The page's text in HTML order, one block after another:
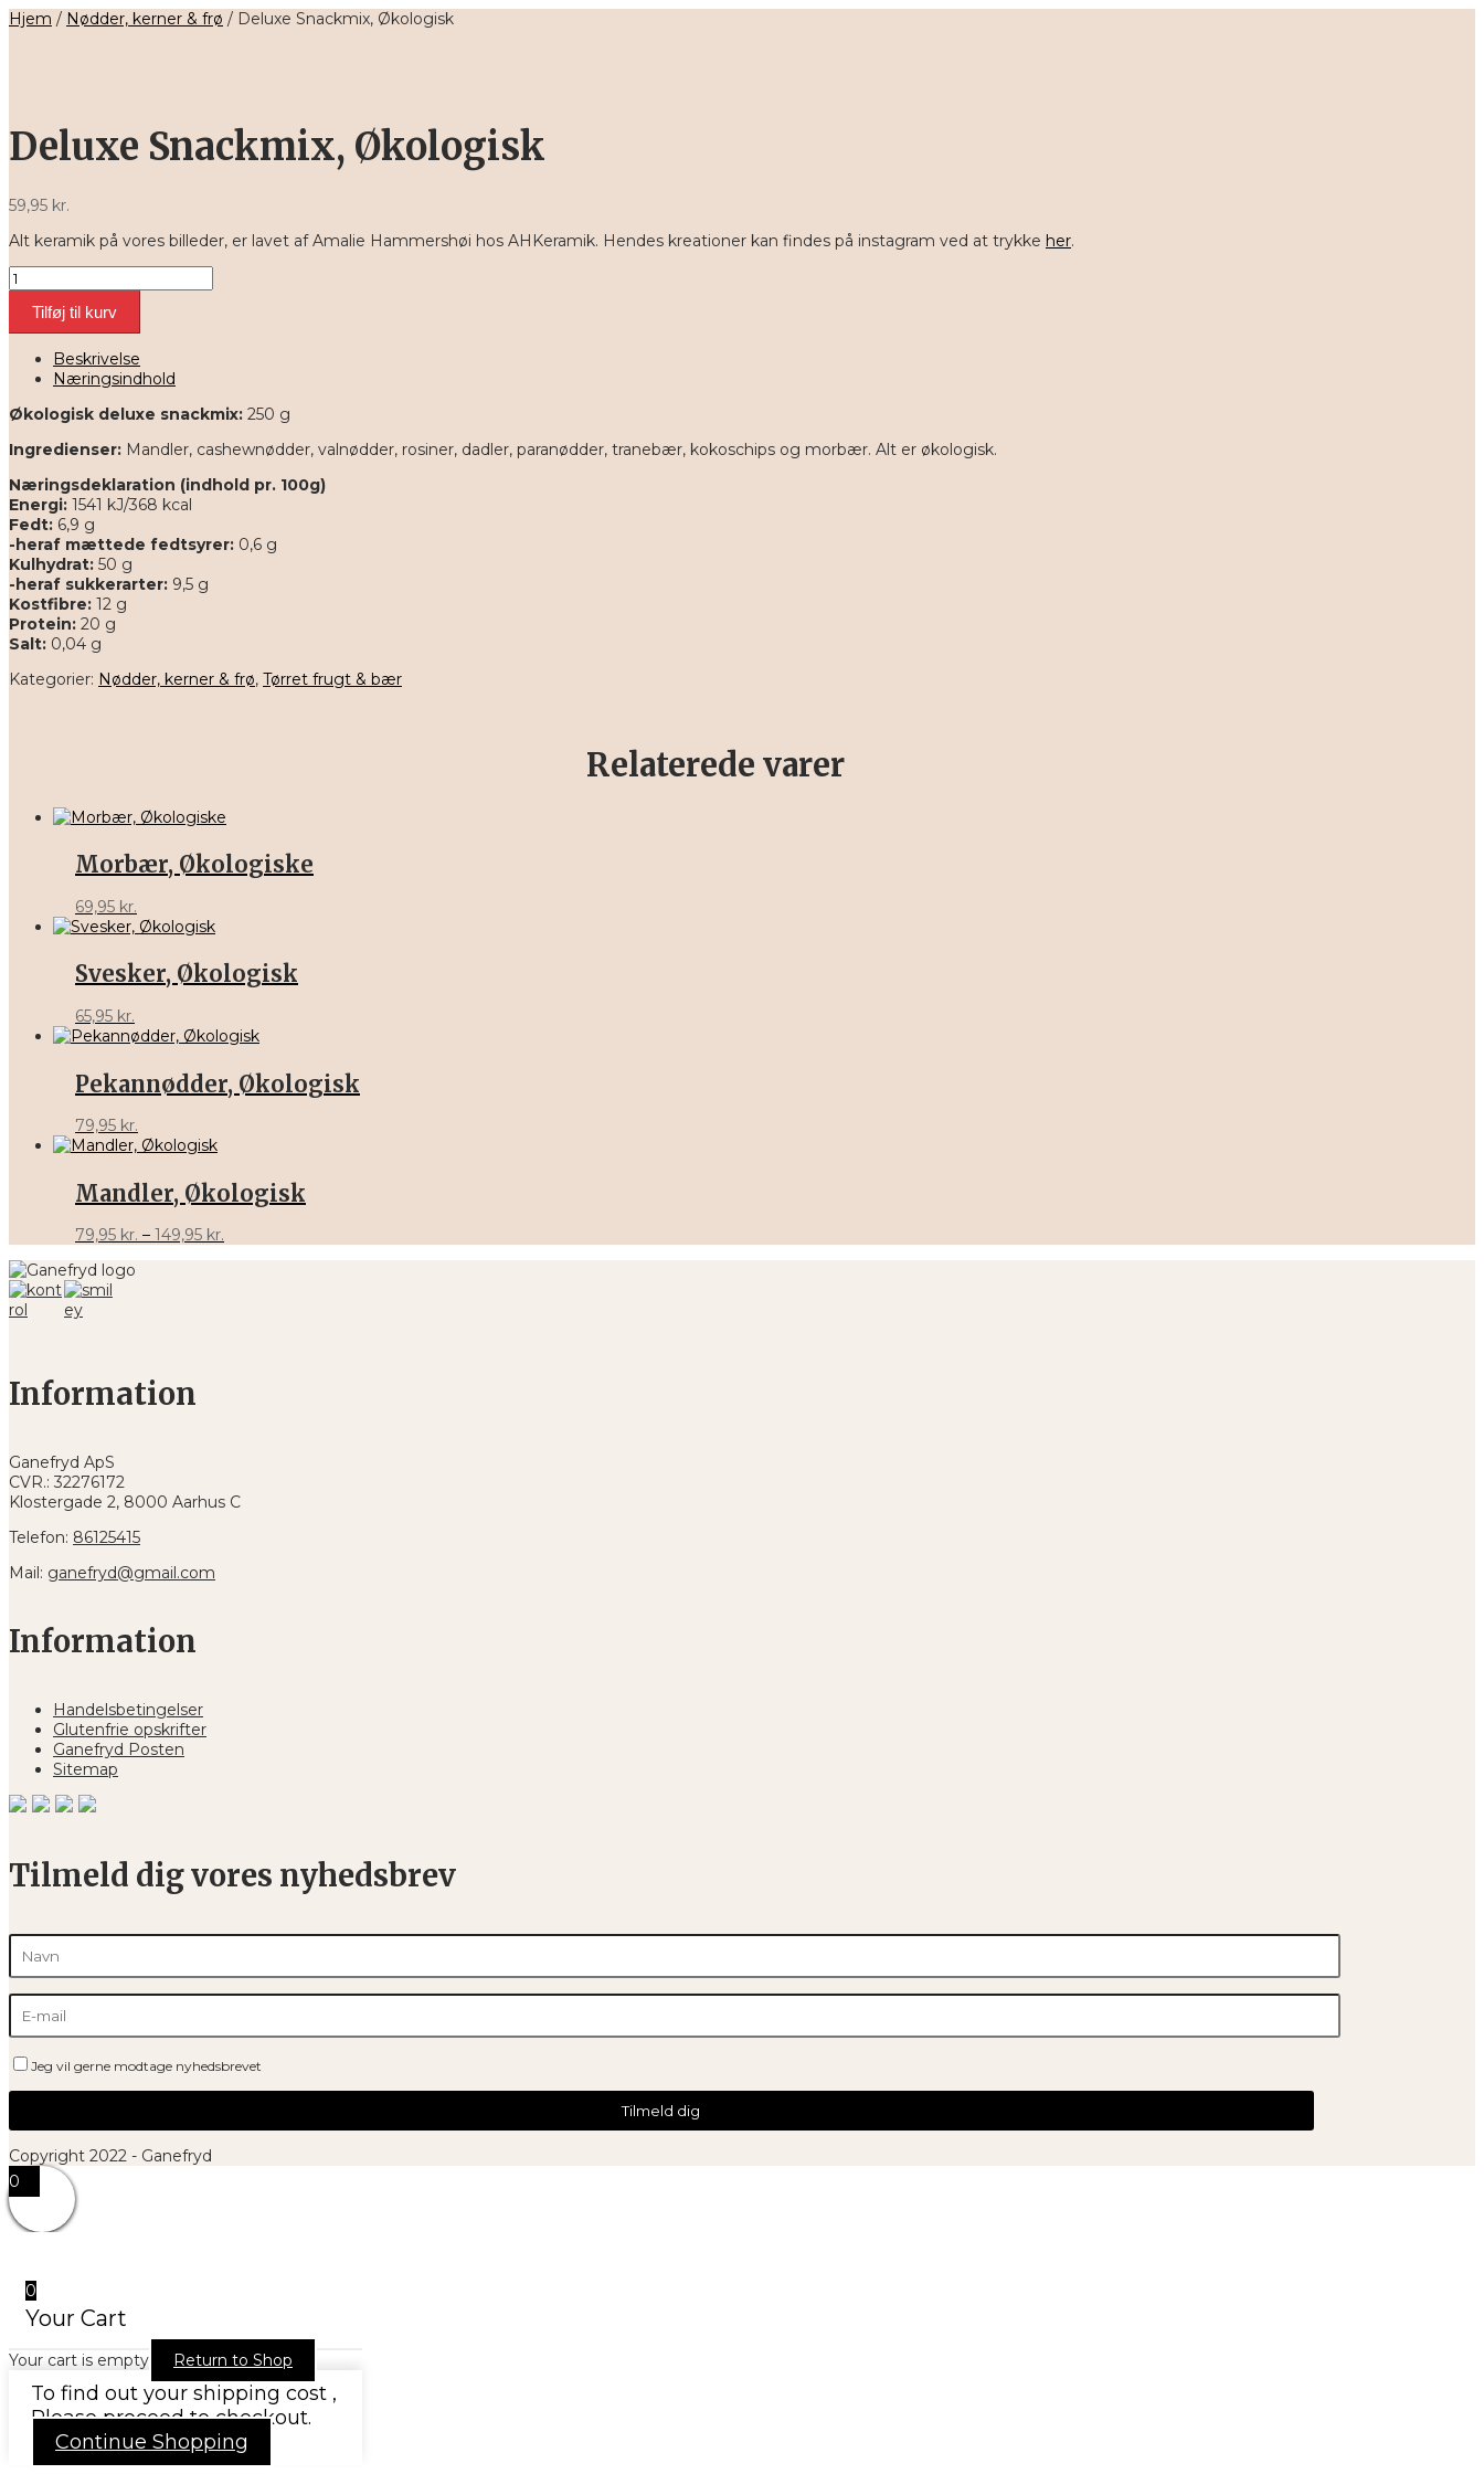
Hjem / Nødder, kerner & frø / Deluxe Snackmix, Økologisk
Deluxe Snackmix, Økologisk
59,95 kr.
Alt keramik på vores billeder, er lavet af Amalie Hammershøi hos AHKeramik. Hendes kreationer kan findes på instagram ved at trykke her.
Deluxe
Snackmix,
Økologisk
antal
Tilføj til kurv
Beskrivelse
Næringsindhold
Økologisk deluxe snackmix: 250 g
Ingredienser: Mandler, cashewnødder, valnødder, rosiner, dadler, paranødder, tranebær, kokoschips og morbær. Alt er økologisk.
Næringsdeklaration (indhold pr. 100g)
Energi: 1541 kJ/368 kcal
Fedt: 6,9 g
-heraf mættede fedtsyrer: 0,6 g
Kulhydrat: 50 g
-heraf sukkerarter: 9,5 g
Kostfibre: 12 g
Protein: 20 g
Salt: 0,04 g
Kategorier: Nødder, kerner & frø, Tørret frugt & bær
Relaterede varer
Morbær, Økologiske
69,95 kr.
Svesker, Økologisk
65,95 kr.
Pekannødder, Økologisk
79,95 kr.
Mandler, Økologisk
79,95 kr. – 149,95 kr.
Information
Ganefryd ApS
CVR.: 32276172
Klostergade 2, 8000 Aarhus C
Telefon: 86125415
Mail: ganefryd@gmail.com
Information
Handelsbetingelser
Glutenfrie opskrifter
Ganefryd Posten
Sitemap
Tilmeld dig vores nyhedsbrev
Jeg vil gerne modtage nyhedsbrevet
Copyright 2022 - Ganefryd
0
0
Your Cart
Your cart is empty Return to Shop
To find out your shipping cost ,
Please proceed to checkout.
Continue Shopping